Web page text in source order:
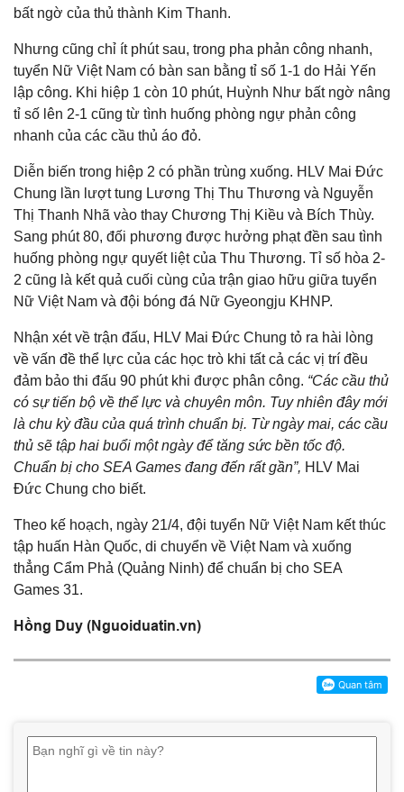
bất ngờ của thủ thành Kim Thanh.
Nhưng cũng chỉ ít phút sau, trong pha phản công nhanh,
tuyển Nữ Việt Nam có bàn san bằng tỉ số 1-1 do Hải Yến
lập công. Khi hiệp 1 còn 10 phút, Huỳnh Như bất ngờ nâng
tỉ số lên 2-1 cũng từ tình huống phòng ngự phản công
nhanh của các cầu thủ áo đỏ.
Diễn biến trong hiệp 2 có phần trùng xuống. HLV Mai Đức
Chung lần lượt tung Lương Thị Thu Thương và Nguyễn
Thị Thanh Nhã vào thay Chương Thị Kiều và Bích Thùy.
Sang phút 80, đối phương được hưởng phạt đền sau tình
huống phòng ngự quyết liệt của Thu Thương. Tỉ số hòa 2-
2 cũng là kết quả cuối cùng của trận giao hữu giữa tuyển
Nữ Việt Nam và đội bóng đá Nữ Gyeongju KHNP.
Nhận xét về trận đấu, HLV Mai Đức Chung tỏ ra hài lòng
về vấn đề thể lực của các học trò khi tất cả các vị trí đều
đảm bảo thi đấu 90 phút khi được phân công. “Các cầu thủ
có sự tiến bộ về thể lực và chuyên môn. Tuy nhiên đây mới
là chu kỳ đầu của quá trình chuẩn bị. Từ ngày mai, các cầu
thủ sẽ tập hai buổi một ngày để tăng sức bền tốc độ.
Chuẩn bị cho SEA Games đang đến rất gần”, HLV Mai
Đức Chung cho biết.
Theo kế hoạch, ngày 21/4, đội tuyển Nữ Việt Nam kết thúc
tập huấn Hàn Quốc, di chuyển về Việt Nam và xuống
thẳng Cẩm Phả (Quảng Ninh) để chuẩn bị cho SEA
Games 31.
Hồng Duy (Nguoiduatin.vn)